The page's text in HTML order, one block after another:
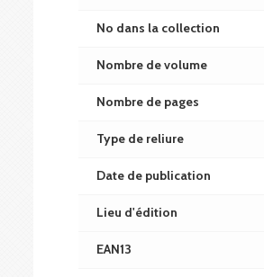
No dans la collection
Nombre de volume
Nombre de pages
Type de reliure
Date de publication
Lieu d'édition
EAN13